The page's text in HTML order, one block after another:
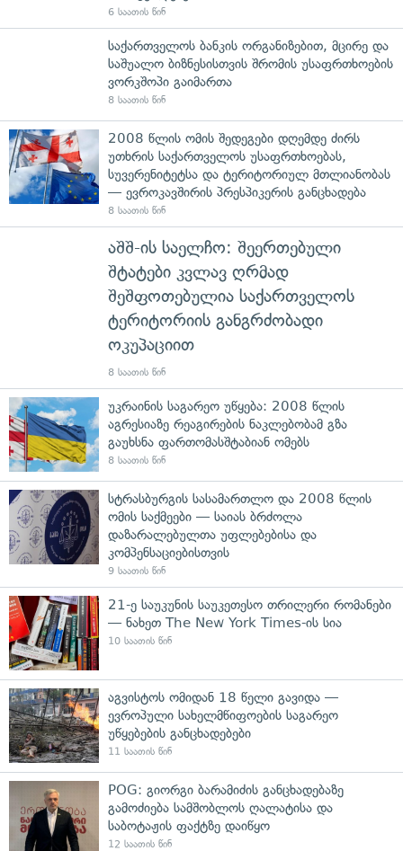
6 საათის წინ
საქართველოს ბანკის ორგანიზებით, მცირე და
საშუალო ბიზნესისთვის შრომის უსაფრთხოების
ვორკშოპი გაიმართა
8 საათის წინ
2008 წლის ომის შედეგები დღემდე ძირს
უთხრის საქართველოს უსაფრთხოებას,
სუვერენიტეტსა და ტერიტორიულ მთლიანობას
— ევროკავშირის პრესპიკერის განცხადება
8 საათის წინ
აშშ-ის საელჩო: შეერთებული
შტატები კვლავ ღრმად
შეშფოთებულია საქართველოს
ტერიტორიის განგრძობადი
ოკუპაციით
8 საათის წინ
უკრაინის საგარეო უწყება: 2008 წლის
აგრესიაზე რეაგირების ნაკლებობამ გზა
გაუხსნა ფართომასშტაბიან ომებს
8 საათის წინ
სტრასბურგის სასამართლო და 2008 წლის
ომის საქმეები — საიას ბრძოლა
დაზარალებულთა უფლებებისა და
კომპენსაციებისთვის
9 საათის წინ
21-ე საუკუნის საუკეთესო თრილერი რომანები
— ნახეთ The New York Times-ის სია
10 საათის წინ
აგვისტოს ომიდან 18 წელი გავიდა —
ევროპული სახელმწიფოების საგარეო
უწყებების განცხადებები
11 საათის წინ
POG: გიორგი ბარამიძის განცხადებაზე
გამოძიება სამშობლოს ღალატისა და
საბოტაჟის ფაქტზე დაიწყო
12 საათის წინ